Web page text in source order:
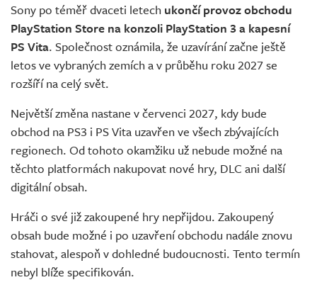
Živě
Sony po téměř dvaceti letech ukončí provoz obchodu
PlayStation Store na konzoli PlayStation 3 a kapesní
PS Vita. Společnost oznámila, že uzavírání začne ještě
letos ve vybraných zemích a v průběhu roku 2027 se
rozšíří na celý svět.
Největší změna nastane v červenci 2027, kdy bude
obchod na PS3 i PS Vita uzavřen ve všech zbývajících
regionech. Od tohoto okamžiku už nebude možné na
těchto platformách nakupovat nové hry, DLC ani další
digitální obsah.
Hráči o své již zakoupené hry nepřijdou. Zakoupený
obsah bude možné i po uzavření obchodu nadále znovu
stahovat, alespoň v dohledné budoucnosti. Tento termín
nebyl blíže specifikován.